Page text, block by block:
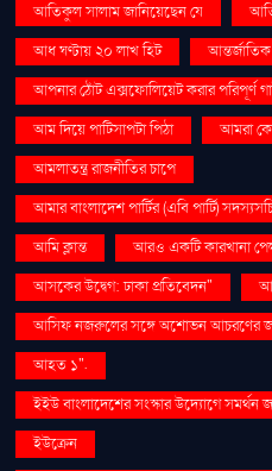
আতিকুল সালাম জানিয়েছেন যে
আধ ঘণ্টায় ২০ লাখ হিট
আপনার ঠোঁট এক্সফোলিয়েট করার পরিপূর্ণ
আম দিয়ে পাটিসাপটা পিঠা
আমরা
আমলাতন্ত্র রাজনীতির চাপে
আমার বাংলাদেশ পার্টির (এবি পার্টি)
আমি ক্লান্ত
আরও একটি কারখানা
আসকের উদ্বেগ: ঢাকা প্রতিবেদন"
আসিফ নজরুলের সঙ্গে অশোভন আচরণের
আহত ১".
ইইউ বাংলাদেশের সংস্কার উদ্যোগে সমর্থন
ইউক্রেন